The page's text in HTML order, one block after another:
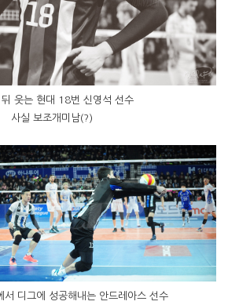
뒤 웃는 현대 18번 신영석 선수
사실 보조개미남(?)
서 디그에 성공해내는 안드레아스 선수